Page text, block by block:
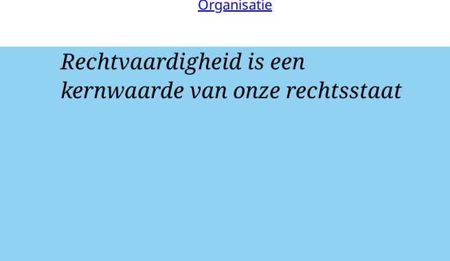
Organisatie
Rechtvaardigheid is een
kernwaarde van onze rechtsstaat